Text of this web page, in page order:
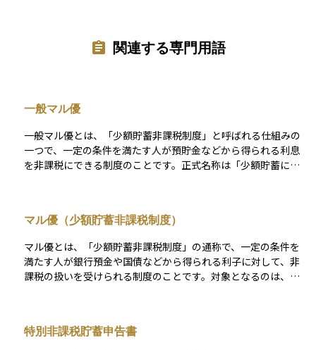
関連する専門用語
一般マル優
一般マル優とは、「少額貯蓄非課税制度」と呼ばれる仕組みの
一つで、一定の条件を満たす人が預貯金などから得られる利息
を非課税にできる制度のことです。正式名称は「少額貯蓄に係
で）の預貯金の利息が非課税になります。 一般マル優は、利息
所得にかかる税負担を軽減し、対象者の生活を支える目的で設
けられた制度です。現在は新規の適用が終了していますが、既
に利用している人については経過措置が取られています。資産
運用の観点では、非課税枠を活用することで実質的な利回りを
マル優（少額貯蓄非課税制度）
マル優とは、「少額貯蓄非課税制度」の通称で、一定の条件を
満たす人が銀行預金や国債などから得られる利子に対して、非
課税の扱いを受けられる制度のことです。対象となるのは、障
金が免除され、利息を全額受け取ることができます。資産運用
特別非課税貯蓄申告書